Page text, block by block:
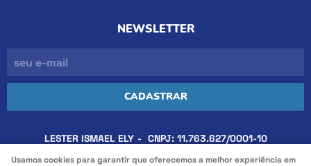
NEWSLETTER
CADASTRAR
LESTER ISMAEL ELY CNPJ: 11.763.627/0001-10
Usamos cookies para garantir que oferecemos a melhor experiência em